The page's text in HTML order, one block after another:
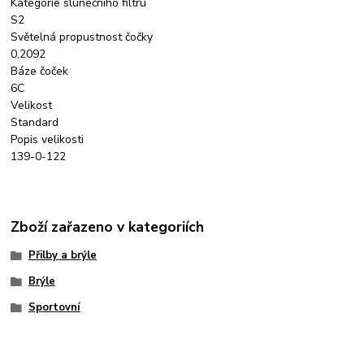
S2
Světelná propustnost čočky
0,2092
Báze čoček
6C
Velikost
Standard
Popis velikosti
139-0-122
Zboží zařazeno v kategoriích
Přilby a brýle
Brýle
Sportovní